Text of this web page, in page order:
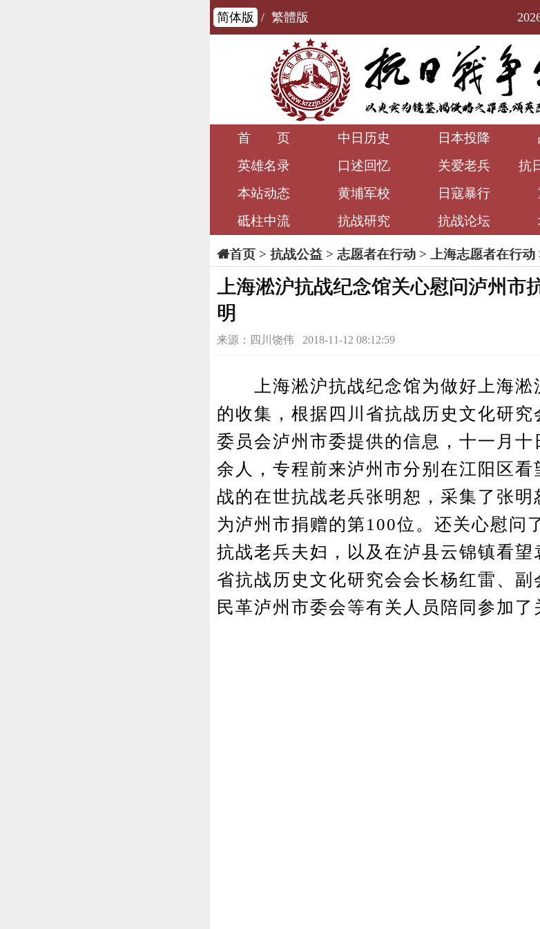
简体版 / 繁體版
首 页 中日历史 日本投降
英雄名录
口述回忆 关爱老兵 抗
本站动态
黄埔军校 日寇暴行
砥柱中流
抗战研究 抗战论坛
首页> 抗战公益 > 志愿者在行动 > 上海志愿者在行动
上海淞沪抗战纪念馆关心慰问泸州市
明
来源：四川饶伟 2018-11-12 08:12:59
上海淞沪抗战纪念馆为做好上海淞
的收集，根据四川省抗战历史文化研究
委员会泸州市委提供的信息，十一月十
余人，专程前来泸州市分别在江阳区看
战的在世抗战老兵张明恕，采集了张明
为泸州市捐赠的第100位。还关心慰问
抗战老兵夫妇，以及在泸县云锦镇看望
省抗战历史文化研究会会长杨红雷、副
民革泸州市委会等有关人员陪同参加了